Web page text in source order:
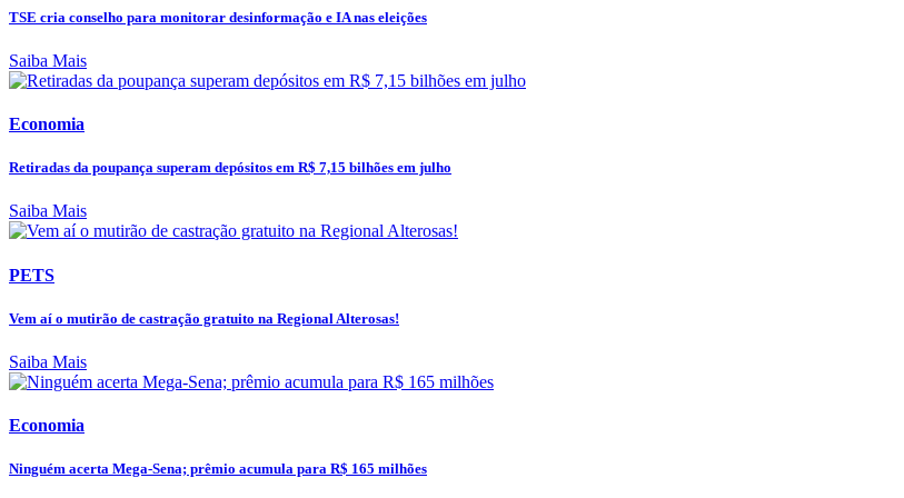
TSE cria conselho para monitorar desinformação e IA nas eleições
Saiba Mais
Economia
Retiradas da poupança superam depósitos em R$ 7,15 bilhões em julho
Saiba Mais
PETS
Vem aí o mutirão de castração gratuito na Regional Alterosas!
Saiba Mais
Economia
Ninguém acerta Mega-Sena; prêmio acumula para R$ 165 milhões